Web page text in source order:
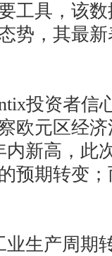
工具，该
势，其最
投资者信
欧元区经济
新高，此
预期转变
生产周期